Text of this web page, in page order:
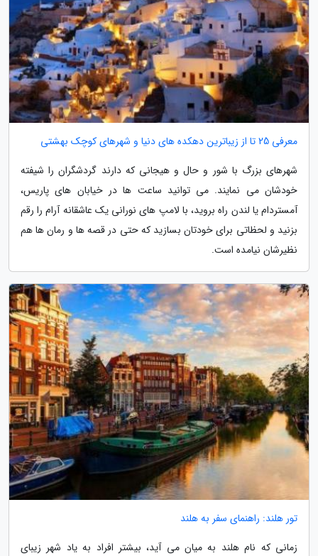
معرفی 25 تا از زیباترین دهکده های دنیا و شهرهای کوچک بهشتی
شهرهای بزرگ با شور و حال و هیجانی که دارند گردشگران را شیفته
خودشان می نمایند. می توانید ساعت ها در خیابان های پاریس،
آمستردام یا لندن راه بروید، با لامپ های نورانی یک عاشقانه آرام را رقم
بزنید و لحظاتی برای خودتان بسازید که حتی در قصه ها و رمان ها هم
نظیرشان نیامده است.
تور هلند: راهنمای سفر به هلند
زمانی که نام هلند به میان می آید، بیشتر افراد به یاد شهر زیبای